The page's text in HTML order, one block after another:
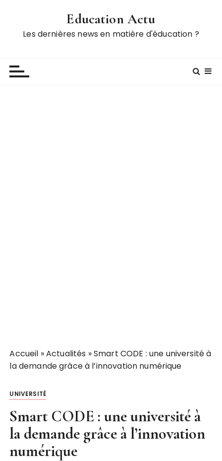
Education Actu
Les dernières news en matière d'éducation ?
Accueil »Actualités »Smart CODE : une université à
la demande grâce à l’innovation numérique
UNIVERSITÉ
Smart CODE : une université à
la demande grâce à l’innovation
numérique